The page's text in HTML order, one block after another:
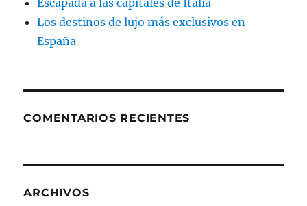
Escapada a las capitales de Italia
Los destinos de lujo más exclusivos en
España
COMENTARIOS RECIENTES
ARCHIVOS